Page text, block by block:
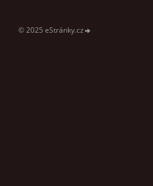
© 2025 eStránky.cz